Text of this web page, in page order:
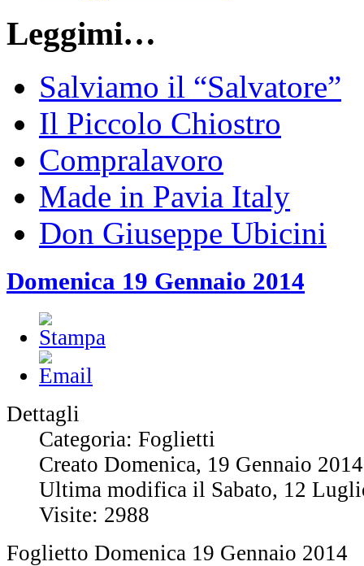
Leggimi…
Salviamo il “Salvatore”
Il Piccolo Chiostro
Compralavoro
Made in Pavia Italy
Don Giuseppe Ubicini
Domenica 19 Gennaio 2014
Dettagli
Categoria: Foglietti
Creato Domenica, 19 Gennaio
Ultima modifica il Sabato, 12
Visite: 2988
Foglietto Domenica 19 Gennaio 2014